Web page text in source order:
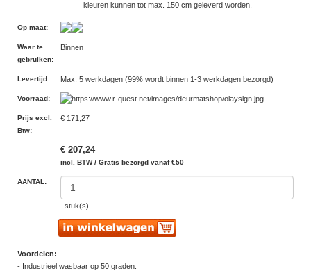
kleuren kunnen tot max. 150 cm geleverd worden.
Op maat:
Waar te
gebruiken:
Binnen
Levertijd : Max. 5 werkdagen (99% wordt binnen 1-3 werkdagen bezorgd)
Voorraad :
Prijs excl.
Btw:
€ 171,27
€ 207,24
incl. BTW / Gratis bezorgd vanaf €50
AANTAL:
stuk(s)
Voordelen:
- Industrieel wasbaar op 50 graden.